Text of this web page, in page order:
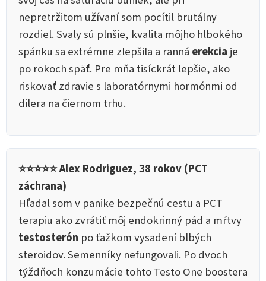
nepretržitom užívaní som pocítil brutálny
rozdiel. Svaly sú plnšie, kvalita môjho hlbokého
spánku sa extrémne zlepšila a ranná erekcia je
po rokoch späť. Pre mňa tisíckrát lepšie, ako
riskovať zdravie s laboratórnymi hormónmi od
dilera na čiernom trhu.
⭐⭐⭐⭐⭐ Alex Rodriguez, 38 rokov (PCT
záchrana)
Hľadal som v panike bezpečnú cestu a PCT
terapiu ako zvrátiť môj endokrinný pád a mŕtvy
testosterón po ťažkom vysadení blbých
steroidov. Semenníky nefungovali. Po dvoch
týždňoch konzumácie tohto Testo One boostera